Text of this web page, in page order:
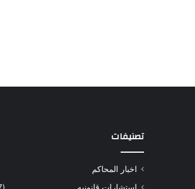
تصنيفات
اخبار المحاكم